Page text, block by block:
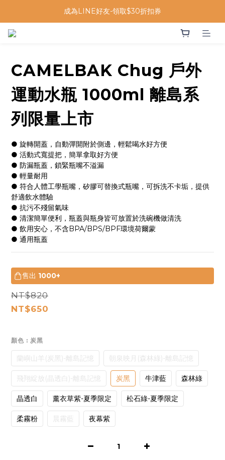
成為LINE好友-領取$30折扣券
CAMELBAK Chug 戶外
運動水瓶 1000ml 離島系
列限量上市
● 旋轉開蓋，自動彈開附於側邊，輕鬆喝水好方便
● 活動式寬提把，簡單拿取好方便
● 防漏瓶蓋，鎖緊瓶嘴不溢漏
● 輕量耐用
● 符合人體工學瓶嘴，矽膠可替換式瓶嘴，可拆洗不卡垢，提供
舒適飲水體驗
● 抗污不殘留氣味
● 清潔簡單便利，瓶蓋與瓶身皆可放置於洗碗機做清洗
● 飲用安心，不含BPA/BPS/BPF環境荷爾蒙
● 通用瓶蓋
售出 1000+
NT$820
NT$650
顏色 : 炭黑
蘭嶼山羊(炭黑)-離島記憶 朝泉映月(森林綠)-離島記憶
飛翔綻放(晶透白)-離島記憶 炭黑 牛津藍 森林綠
晶透白 薰衣草紫-夏季限定 松石綠-夏季限定
柔霧粉 晨霧藍 夜幕紫